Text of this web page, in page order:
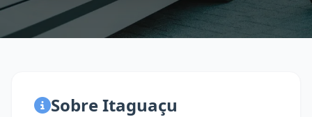
Sobre Itaguaçu